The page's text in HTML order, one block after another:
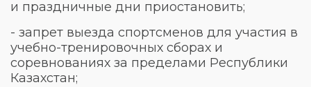
и праздничные дни приостановить;
- запрет выезда спортсменов для участия в
учебно-тренировочных сборах и
соревнованиях за пределами Республики
Казахстан;